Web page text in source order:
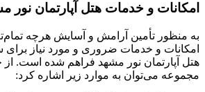
امکانات و خدمات هتل آپارتمان نور
به منظور تأمین آرامش و آسایش هرچه
امکانات و خدمات ضروری و مورد نیاز
هتل آپارتمان نور مشهد فراهم شده است. از
مجموعه می‌توان به موارد زیر اشاره کرد: